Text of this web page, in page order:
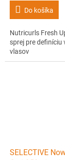
Do košíka
Nutricurls Fresh
sprej pre definíciu
vlasov
SELECTIVE